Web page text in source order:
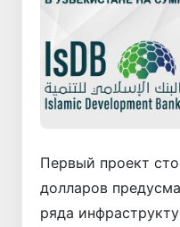
Первый проект
долларов
ряда